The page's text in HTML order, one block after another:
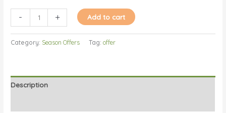
-
#1
quantity
+ Add to cart
Category: Season Offers Tag:offer
Description